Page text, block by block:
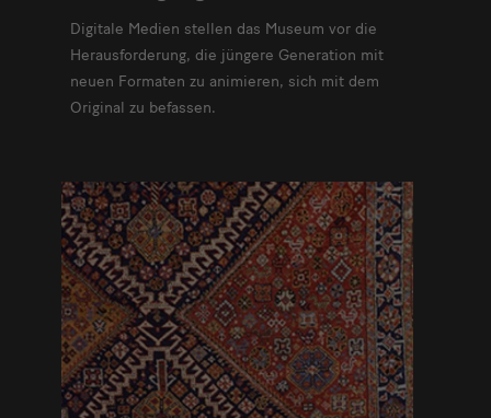
Digitale Medien stellen das Museum vor die
Herausforderung, die jüngere Generation mit
neuen Formaten zu animieren, sich mit dem
Original zu befassen.